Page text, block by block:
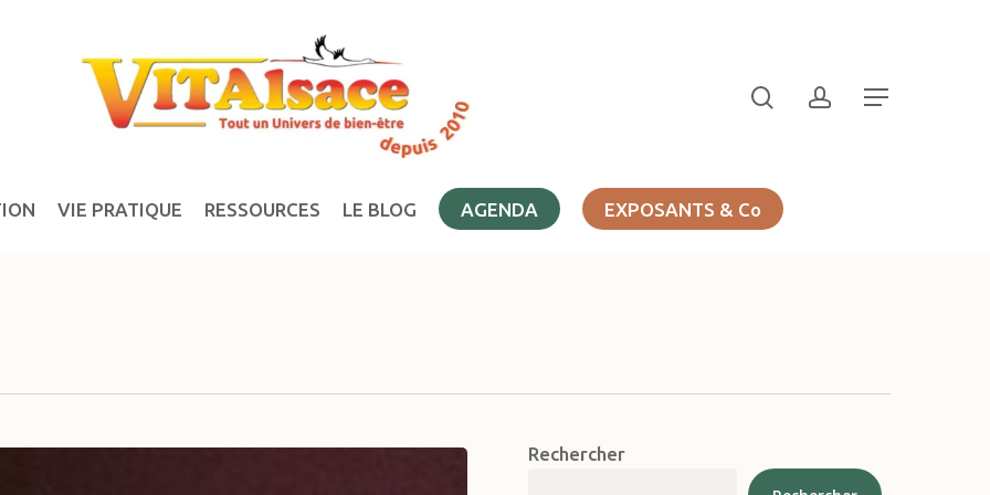
Menu
VIE PRATIQUE RESSOURCES LE BLOG AGENDA EXPOSANTS & Co
Rechercher